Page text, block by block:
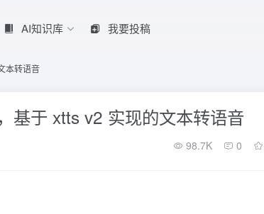
AI知识库 我要投稿
本转语音
基于 xtts v2 实现的文本转语音
98.7K 0